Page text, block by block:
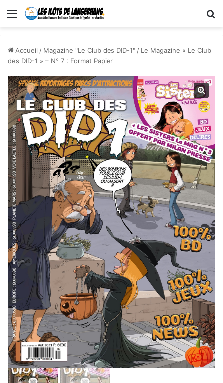
Menu
Accueil / Magazine "Le Club des DID-1" / Le Magazine « Le Club
des DID-1 » – N° 7 : Format Papier